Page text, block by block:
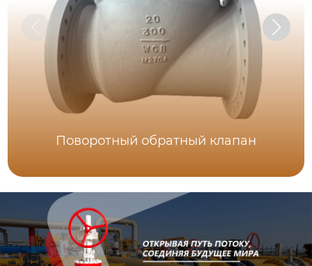
Поворотный обратный клапан